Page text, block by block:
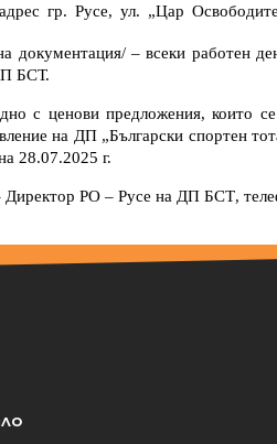
гр. Русе, ул. „Цар
документация/ – всеки работен
БСТ.
с ценови предложения, които
на ДП „Български спортен
28.07.2025 г.
Директор РО – Русена ДП БСТ,